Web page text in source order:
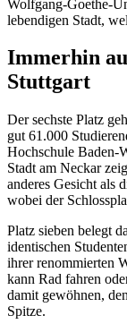
Wolfgang-Goethe-
lebendigen Stadt,
Immerhin
Stuttgart
Der sechste Platz
gut 61.000
Hochschule Baden-
Stadt am Neckar
anderes Gesicht als
wobei der
Platz sieben belegt
identischen
ihrer renommierten
kann Rad fahren
damit gewöhnen,
Spitze.